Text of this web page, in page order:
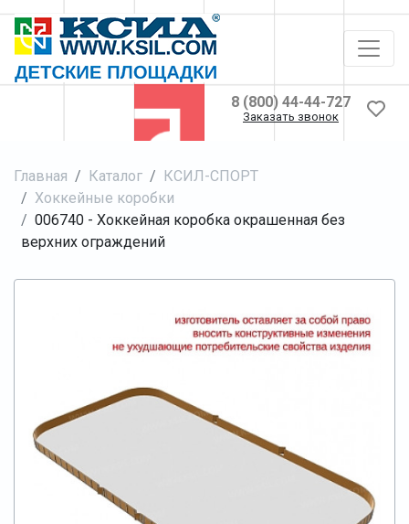
8 (800) 44-44-727
Заказать звонок
Главная Каталог
КСИЛ-СПОРТ
Хоккейные коробки
006740 - Хоккейная коробка окрашенная без
верхних ограждений